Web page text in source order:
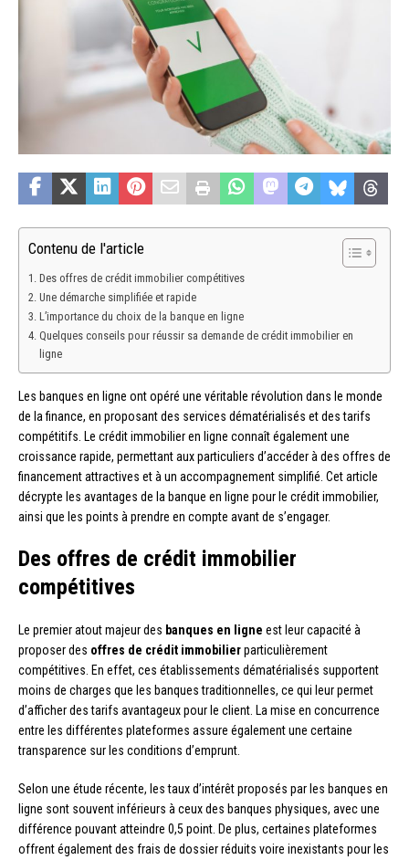
Contenu de l'article
Des offres de crédit immobilier compétitives
Une démarche simplifiée et rapide
L’importance du choix de la banque en ligne
Quelques conseils pour réussir sa demande de crédit immobilier en
ligne
Les banques en ligne ont opéré une véritable révolution dans le monde
de la finance, en proposant des services dématérialisés et des tarifs
compétitifs. Le crédit immobilier en ligne connaît également une
croissance rapide, permettant aux particuliers d’accéder à des offres de
financement attractives et à un accompagnement simplifié. Cet article
décrypte les avantages de la banque en ligne pour le crédit immobilier,
ainsi que les points à prendre en compte avant de s’engager.
Des offres de crédit immobilier
compétitives
Le premier atout majeur des banques en ligne est leur capacité à
proposer des offres de crédit immobilierparticulièrement
compétitives. En effet, ces établissements dématérialisés supportent
moins de charges que les banques traditionnelles, ce qui leur permet
d’afficher des tarifs avantageux pour le client. La mise en concurrence
entre les différentes plateformes assure également une certaine
transparence sur les conditions d’emprunt.
Selon une étude récente, les taux d’intérêt proposés par les banques en
ligne sont souvent inférieurs à ceux des banques physiques, avec une
différence pouvant atteindre 0,5 point. De plus, certaines plateformes
offrent également des frais de dossier réduits voire inexistants pour les